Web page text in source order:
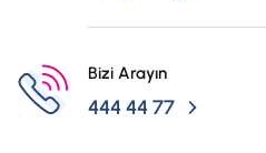
Bizi Arayın
444 44 77